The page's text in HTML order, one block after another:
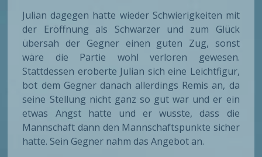
Julian dagegen hatte wieder Schwierigkeiten mit
der Eröffnung als Schwarzer und zum Glück
übersah der Gegner einen guten Zug, sonst
wäre die Partie wohl verloren gewesen.
Stattdessen eroberte Julian sich eine Leichtfigur,
bot dem Gegner danach allerdings Remis an, da
seine Stellung nicht ganz so gut war und er ein
etwas Angst hatte und er wusste, dass die
Mannschaft dann den Mannschaftspunkte sicher
hatte. Sein Gegner nahm das Angebot an.